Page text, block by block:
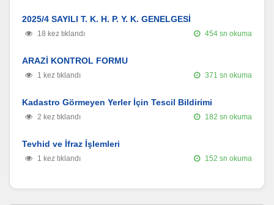
2025/4 SAYILI T. K. H. P. Y. K. GENELGESİ
18 kez tıklandı 454 sn okuma
ARAZİ KONTROL FORMU
1 kez tıklandı 371 sn okuma
Kadastro Görmeyen Yerler İçin Tescil Bildirimi
2 kez tıklandı 182 sn okuma
Tevhid ve İfraz İşlemleri
1 kez tıklandı 152 sn okuma